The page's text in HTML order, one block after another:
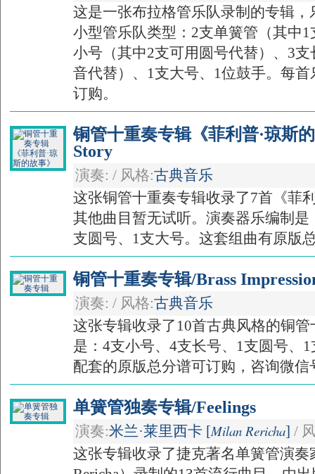
这是一张布拉格管乐队录制的专辑
小型管乐队类型：2支单簧管（其中
小号（其中2支可用圆号代替）、3
音代替）、1支大号、1位鼓手。每
订购。
铜管十重奏专辑《菲利普·琼斯
Story
演奏: / 风格:古典音乐
这张铜管十重奏专辑收录了7首《菲
其他曲目暂无试听。演奏器乐编制是
支圆号、1支大号。这套组曲有原版
铜管十重奏专辑/Brass
演奏: / 风格:古典音乐
这张专辑收录了10首古典风格的铜
是：4支小号、4支长号、1支圆号、
配套的原版总分谱可订购，咨询微信
单簧管独奏专辑/Feelings
演奏:米兰·莱里西卡 [Milan Rericha] /
这张专辑收录了捷克著名单簧管演奏